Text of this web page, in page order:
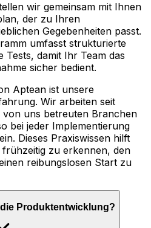
wir gemeinsam mit Ihnen
der zu Ihren
Gegebenheiten passt.
umfasst strukturierte
Tests, damit Ihr Team das
sicher bedient.
Aptean ist unsere
Wir arbeiten seit
uns betreuten Branchen
bei jeder Implementierung
Dieses Praxiswissen hilft
zu erkennen, den
reibungslosen Start zu
Produktentwicklung?